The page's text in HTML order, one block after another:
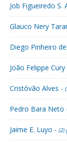
Job Figueiredo S.
Glauco Nery
Diego Pinheiro
João Felippe
Cristóvão Alves -
Pedro Bara Neto
Jaime E. Luyo - (2)